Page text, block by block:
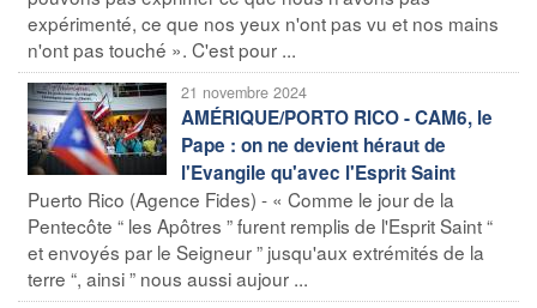
expérimenté, ce que nos yeux n'ont pas vu et nos mains
n'ont pas touché ». C'est pour ...
21 novembre 2024
AMÉRIQUE/PORTO RICO - CAM6, le
Pape : on ne devient héraut de
l'Evangile qu'avec l'Esprit Saint
Puerto Rico (Agence Fides) - « Comme le jour de la
Pentecôte “ les Apôtres ” furent remplis de l'Esprit Saint “
et envoyés par le Seigneur ” jusqu'aux extrémités de la
terre “, ainsi ” nous aussi aujour ...